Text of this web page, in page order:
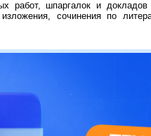
работ, шпаргалок и
сочинения по